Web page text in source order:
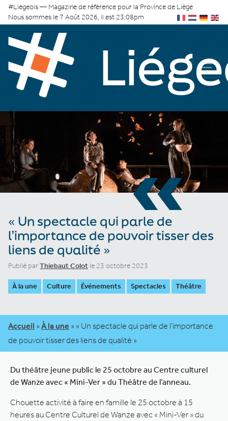
#Liégeois — Magazine de référence pour la Province de Liège
Nous sommes le 7 Août 2026, il est 23:08pm
«
« Un spectacle qui parle de
l’importance de pouvoir tisser des
liens de qualité »
Publié parThiebaut Colot le 23 octobre 2023
À la une Culture Événements Spectacles Théâtre
Accueil » À la une » « Un spectacle qui parle de l’importance
de pouvoir tisser des liens de qualité »
Du théâtre jeune public le 25 octobre au Centre culturel
de Wanze avec « Mini-Ver » du Théâtre de l’anneau.
Chouette activité à faire en famille le 25 octobre à 15
heures au Centre Culturel de Wanze avec « Mini-Ver » du